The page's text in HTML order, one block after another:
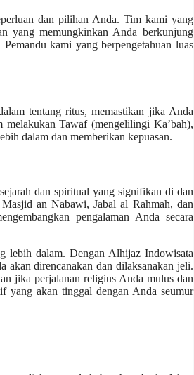
dan pilihan Anda. Tim kami yang
yang memungkinkan Anda berkunjung
kami yang berpengetahuan luas
tentang ritus, memastikan jika Anda
melakukan Tawaf (mengelilingi Ka’bah),
dalam dan memberikan kepuasan.
dan spiritual yang signifikan di dan
an Nabawi, Jabal al Rahmah, dan
pengalaman Anda secara
lebih dalam. Dengan Alhijaz Indowisata
akan direncanakan dan dilaksanakan jeli.
jika perjalanan religius Anda mulus dan
yang akan tinggal dengan Anda seumur